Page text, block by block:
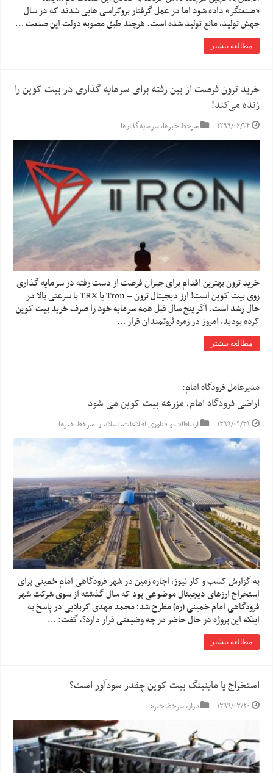
«صنعتگر» داده شود اما در عمل گرفتار بروکراسی هایی شدند که در سال
جهش تولید، مانع تولید شده است. هرچند طبق مصوبه دولت این صنعت …
مطالعه بیشتر
خرید ترون فرصت از بین رفته برای سرمایه گذاری در بیت کوین را
زنده می‌کند!
۱۳۹۹/۰۶/۲۴ سرخط خبرها,سرمایه‌گذارها
خرید ترون بهترین اقدام برای جبران فرصت از دست رفته در سرمایه گذاری
روی بیت کوین است! ارز دیجیتال ترون – Tron یا TRX با سرعتی بالا در
حال رشد است. اگر پنج سال قبل همه سرمایه خود را صرف خرید بیت کوین
کرده بودید، امروز در زمره ثروتمندان قرار …
مطالعه بیشتر
مدیرعامل فرودگاه امام:
اراضی فرودگاه امام، مزرعه بیت کوین می شود
۱۳۹۹/۰۴/۲۹ ارتباطات و فناوری اطلاعات,اسلایدر,سرخط خبرها
به گزارش کسب و کار نیوز، اجاره زمین در شهر فرودگاهی امام خمینی برای
استخراج ارزهای دیجیتال موضوعی بود که سال گذشته از سوی شرکت شهر
فرودگاهی امام خمینی (ره) مطرح شد؛ محمد مهدی کربلایی در پاسخ به
اینکه این پروژه در حال حاضر در چه وضیعتی قرار دارد؟، گفت: …
مطالعه بیشتر
استخراج یا ماینینگ بیت کوین چقدر سودآور است؟
۱۳۹۹/۰۳/۲۰ بازار,سرخط خبرها